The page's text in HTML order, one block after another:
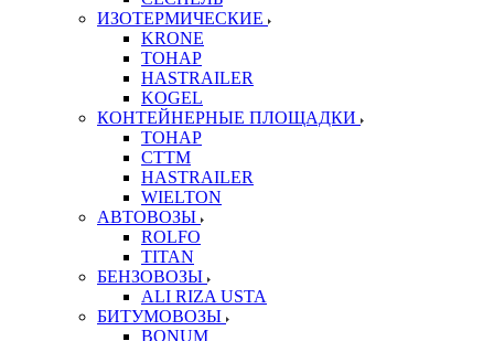
ИЗОТЕРМИЧЕСКИЕ
KRONE
ТОНАР
HASTRAILER
KOGEL
КОНТЕЙНЕРНЫЕ ПЛОЩАДКИ
ТОНАР
CTTM
HASTRAILER
WIELTON
АВТОВОЗЫ
ROLFO
TITAN
БЕНЗОВОЗЫ
ALI RIZA USTA
БИТУМОВОЗЫ
BONUM